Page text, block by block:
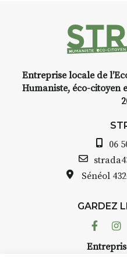
Entreprise locale de
Humaniste, éco-citoyen
06
Sénéol
GARDEZ